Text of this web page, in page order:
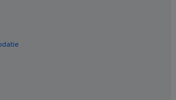
Pueblo
in Mijas Pueblo
in Fuengirola